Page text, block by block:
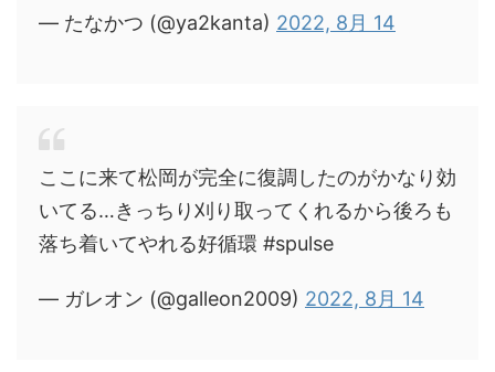
— たなかつ (@ya2kanta) 2022, 8月 14
ここに来て松岡が完全に復調したのがかなり効
いてる…きっちり刈り取ってくれるから後ろも
落ち着いてやれる好循環 #spulse
— ガレオン (@galleon2009) 2022, 8月 14